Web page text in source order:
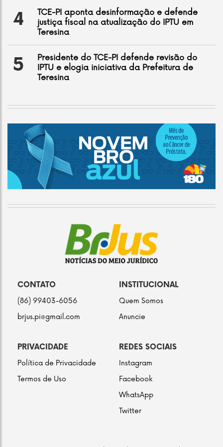
4
TCE-PI aponta desinformação e defende
justiça fiscal na atualização do IPTU em
Teresina
5
Presidente do TCE-PI defende revisão do
IPTU e elogia iniciativa da Prefeitura de
Teresina
CONTATO
(86) 99403-6056
brjus.pi@gmail.com
INSTITUCIONAL
Quem Somos
Anuncie
PRIVACIDADE
Política de Privacidade
Termos de Uso
REDES SOCIAIS
Instagram
Facebook
WhatsApp
Twitter